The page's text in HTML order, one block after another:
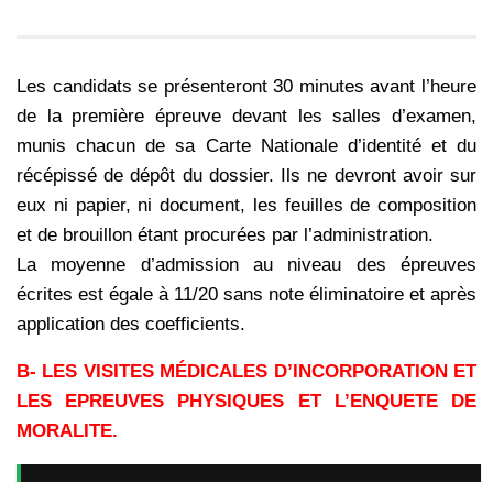
Les candidats se présenteront 30 minutes avant l’heure
de la première épreuve devant les salles d’examen,
munis chacun de sa Carte Nationale d’identité et du
récépisséde dépôt du dossier. Ils ne devront avoir sur
eux ni papier, ni document, les feuilles de composition
et de brouillon étant procurées par l’administration.
La moyenne d’admission au niveau des épreuves
écrites est égale à 11/20 sans note éliminatoire et après
application des coefficients.
B- LES VISITES MÉDICALES D’INCORPORATION ET
LES EPREUVES PHYSIQUES ET L’ENQUETE DE
MORALITE.